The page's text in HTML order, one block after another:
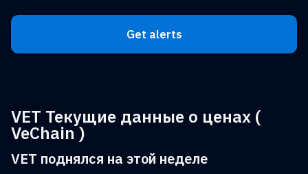
Get alerts
VET Текущие данные о ценах (
VeChain )
VET поднялся на этой неделе